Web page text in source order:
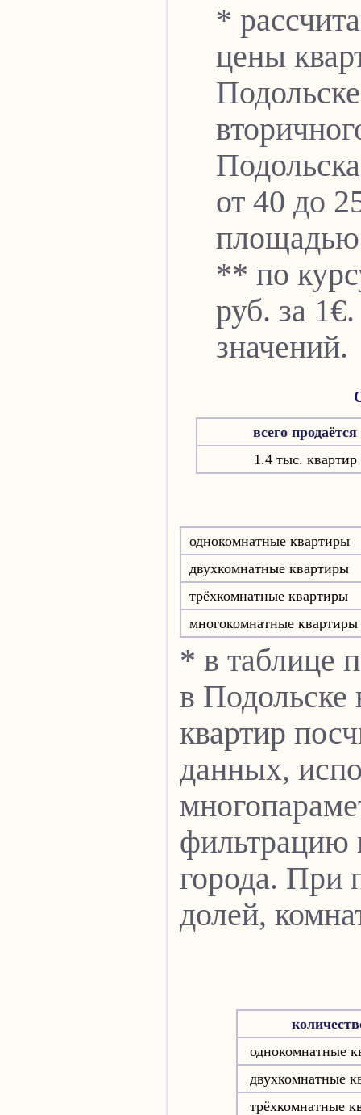
*
цены
Подольске
Подольска
от 40 до
площадью
** по
руб. за
значений.
всего продаётся
1.4 тыс. квартир
однокомнатные квартиры
двухкомнатные квартиры
трёхкомнатные квартиры
многокомнатные квартиры
* в таблице
в Подольске
квартир
данных,
фильтрацию
города. При
долей,
однокомнатные
двухкомнатные
трёхкомнатные